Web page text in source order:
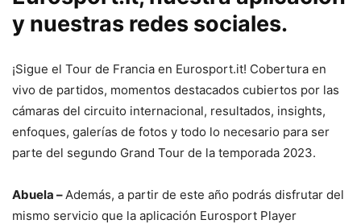
y nuestras redes sociales.
¡Sigue el Tour de Francia en Eurosport.it! Cobertura en
vivo de partidos, momentos destacados cubiertos por las
cámaras del circuito internacional, resultados, insights,
enfoques, galerías de fotos y todo lo necesario para ser
parte del segundo Grand Tour de la temporada 2023.
Abuela –Además, a partir de este año podrás disfrutar del
mismo servicio que la aplicación Eurosport Player